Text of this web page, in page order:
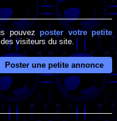
pouvezposter votre petite
visiteurs du site.
Poster une petite annonce